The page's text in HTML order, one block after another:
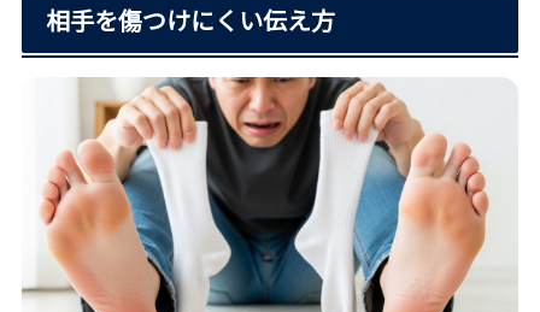
相手を傷つけにくい伝え方